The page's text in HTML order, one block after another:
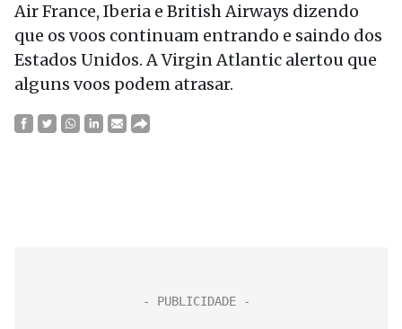
Air France, Iberia e British Airways dizendo
que os voos continuam entrando e saindo dos
Estados Unidos. A Virgin Atlantic alertou que
alguns voos podem atrasar.